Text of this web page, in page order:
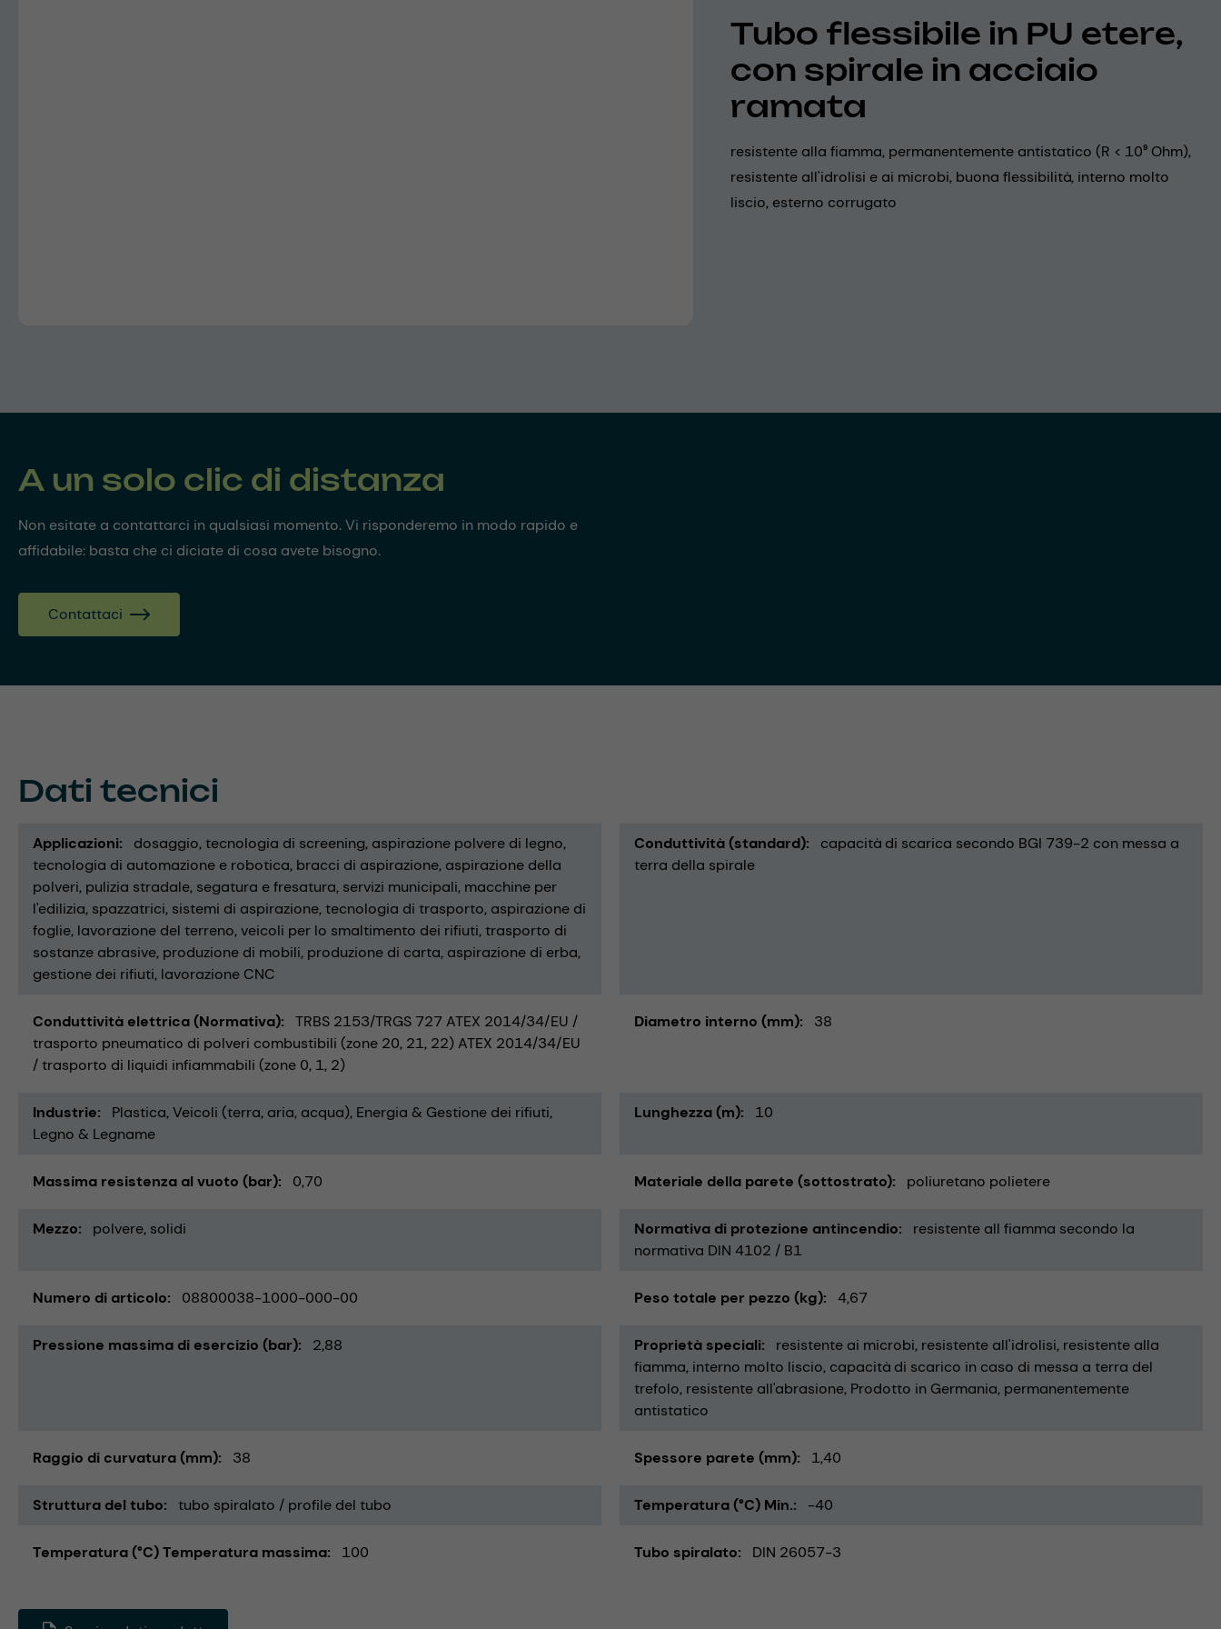
Tubo flessibile in PU etere,
con spirale in acciaio
ramata
resistente alla fiamma, permanentemente antistatico (R < 10⁹ Ohm),
resistente all'idrolisi e ai microbi, buona flessibilità, interno molto
liscio, esterno corrugato
A un solo clic di distanza
Non esitate a contattarci in qualsiasi momento. Vi risponderemo in modo rapido e
affidabile: basta che ci diciate di cosa avete bisogno.
Contattaci
Dati tecnici
Applicazioni dosaggio tecnologia di screening aspirazione polvere di legno
tecnologia di automazione e robotica bracci di aspirazione aspirazione della
polveri pulizia stradale segatura e fresatura servizi municipali macchine per
l'edilizia spazzatrici sistemi di aspirazione tecnologia di trasporto aspirazione di
foglie lavorazione del terreno veicoli per lo smaltimento dei rifiuti trasporto di
sostanze abrasive produzione di mobili produzione di carta aspirazione di erba
gestione dei rifiuti lavorazione CNC
Conduttività (standard)
capacità di scarica secondo BGI 739-2 con messa a
terra della spirale
Conduttività elettrica (Normativa)
TRBS 2153/TRGS 727 ATEX 2014/34/EU /
trasporto pneumatico di polveri combustibili (zone 20, 21, 22) ATEX 2014/34/EU
/ trasporto di liquidi infiammabili (zone 0, 1, 2)
Diametro interno (mm) 38
Industrie Plastica Veicoli (terra, aria, acqua) Energia & Gestione dei rifiuti
Legno & Legname
Lunghezza (m) 10
Massima resistenza al vuoto (bar) 0,70 Materiale della parete (sottostrato) poliuretano polietere
Mezzo polvere solidi Normativa di protezione antincendio
resistente all fiamma secondo la
normativa DIN 4102 / B1
Numero di articolo 08800038-1000-000-00 Peso totale per pezzo (kg) 4,67
Pressione massima di esercizio (bar) 2,88 Proprietà speciali resistente ai microbi resistente all'idrolisi resistente alla
fiamma interno molto liscio capacità di scarico in caso di messa a terra del
trefolo resistente all'abrasione Prodotto in Germania permanentemente
antistatico
Raggio di curvatura (mm) 38 Spessore parete (mm) 1,40
Struttura del tubo tubo spiralato / profile del tubo Temperatura (°C) Min. -40
Temperatura (°C) Temperatura massima 100 Tubo spiralato DIN 26057-3